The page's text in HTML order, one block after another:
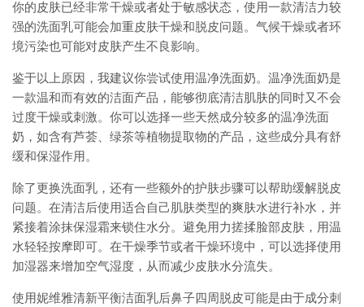
你的皮肤已经非常干燥或者处于敏感状态，使用一款清洁力较
强的洗面乳可能会加重皮肤干燥和脱皮问题。气候干燥或者环
境污染也可能对皮肤产生不良影响。
鉴于以上原因，我建议你尝试使用温净洗面奶。温净洗面奶是
一款温和而有效的洁面产品，能够彻底清洁肌肤的同时又不会
过度干燥或刺激。你可以选择一些天然成分较多的温净洗面
奶，如含有芦荟、绿茶等植物提取物的产品，这些成分具有舒
缓和保湿作用。
除了更换洗面乳，还有一些额外的护肤步骤可以帮助缓解脱皮
问题。在清洁后使用适合自己肌肤类型的爽肤水进行补水，并
紧接着涂抹保湿霜来锁住水分。避免用力搓揉脸部皮肤，用温
水轻轻按摩即可。在干燥季节或者干燥环境中，可以选择使用
加湿器来增加空气湿度，从而减少皮肤水分流失。
使用妮维雅清新平衡洁面乳后鼻子四周脱皮可能是由于成分刺